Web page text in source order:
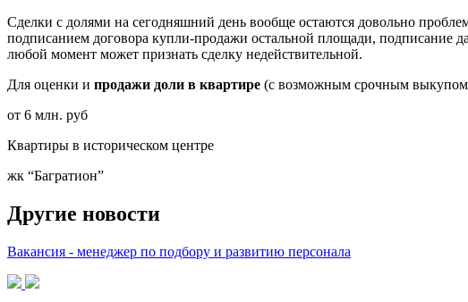
Сделки с долями на сегодняшний день вообще остаются довольно
подписанием договора купли-продажи остальной площади, подписание
любой момент может признать сделку недействительной.
Для оценки и продажи доли в квартире (с возможным срочным
от 6 млн. руб
Квартиры в историческом центре
жк “Багратион”
Другие новости
Вакансия - менеджер по подбору и развитию персонала